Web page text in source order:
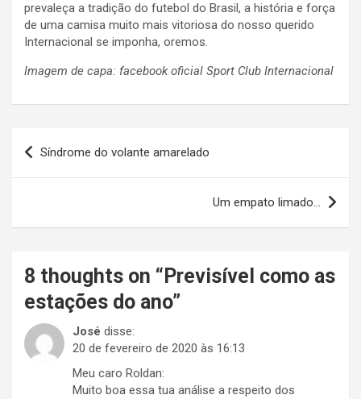
prevaleça a tradição do futebol do Brasil, a história e força
de uma camisa muito mais vitoriosa do nosso querido
Internacional se imponha, oremos.
Imagem de capa: facebook oficial Sport Club Internacional
Navegação
de
Síndrome do volante amarelado
Um empato limado…
8 thoughts on “ Previsível como as
estações do ano”
José disse:
20 de fevereiro de 2020 às 16:13
Meu caro Roldan:
Muito boa essa tua análise a respeito dos